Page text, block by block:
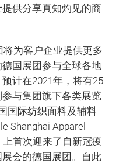
供分享真知灼见的商
为客户企业提供更多
国展团参与全球各地
计在2021年，将有25
与集团旗下各类展览
国际纺织面料及辅料
Shanghai Apparel
首次迎来了自新冠疫
会的德国展团。自此